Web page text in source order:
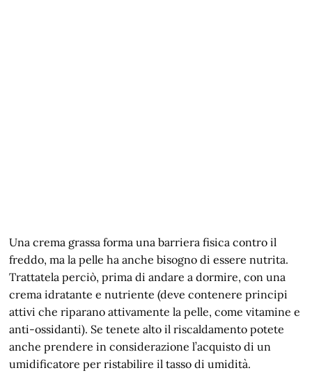
Una crema grassa forma una barriera fisica contro il
freddo, ma la pelle ha anche bisogno di essere nutrita.
Trattatela perciò, prima di andare a dormire, con una
crema idratante e nutriente (deve contenere principi
attivi che riparano attivamente la pelle, come vitamine e
anti-ossidanti). Se tenete alto il riscaldamento potete
anche prendere in considerazione l’acquisto di un
umidificatore per ristabilire il tasso di umidità.